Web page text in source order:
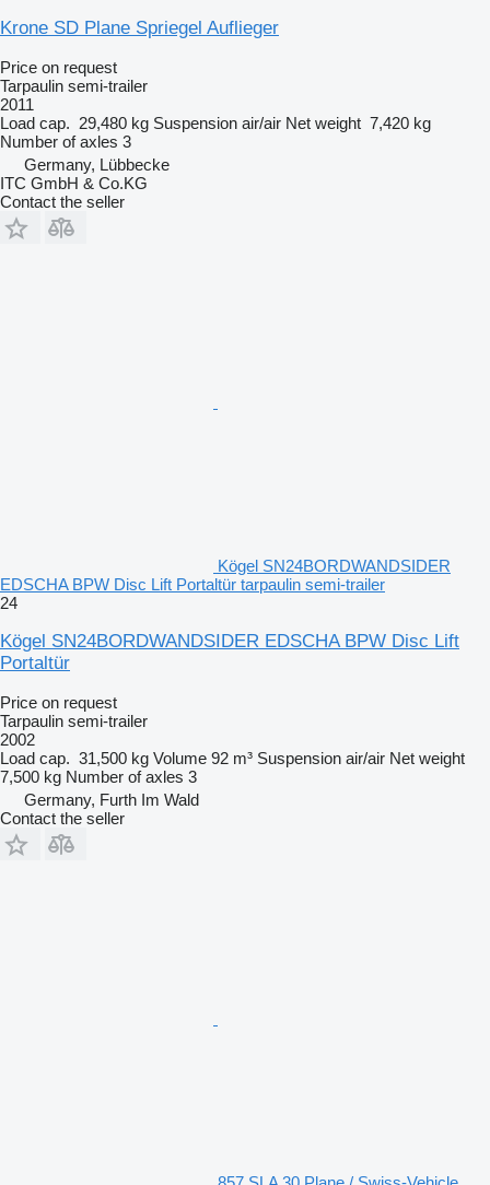
Krone SD Plane Spriegel Auflieger
Price on request
Tarpaulin semi-trailer
2011
Load cap. 29,480 kg Suspension air/air Net weight 7,420 kg
Number of axles 3
Germany, Lübbecke
ITC GmbH & Co.KG
Contact the seller
Kögel SN24BORDWANDSIDER
EDSCHA BPW Disc Lift Portaltür tarpaulin semi-trailer
24
Kögel SN24BORDWANDSIDER EDSCHA BPW Disc Lift
Portaltür
Price on request
Tarpaulin semi-trailer
2002
Load cap. 31,500 kg Volume 92 m³ Suspension air/air Net weight
7,500 kg Number of axles 3
Germany, Furth Im Wald
Contact the seller